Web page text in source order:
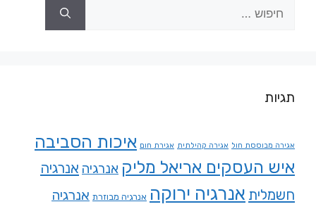
תגיות
אגירה מבוססת חול אגירה קהילתית אגירת חום איכות הסביבה
איש העסקים אריאל מליק אנרגיה אנרגיה
חשמלית אנרגיה ירוקה אנרגיה מבוזרת אנרגיה